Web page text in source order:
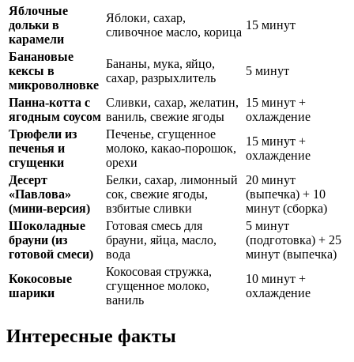
Яблочные
дольки в
карамели
Яблоки, сахар,
сливочное масло, корица
15 минут
Банановые
кексы в
микроволновке
Бананы, мука, яйцо,
сахар, разрыхлитель
5 минут
Панна-котта с
ягодным соусом
Сливки, сахар, желатин,
ваниль, свежие ягоды
15 минут +
охлаждение
Трюфели из
печенья и
сгущенки
Печенье, сгущенное
молоко, какао-порошок,
орехи
15 минут +
охлаждение
Десерт
«Павлова»
(мини-версия)
Белки, сахар, лимонный
сок, свежие ягоды,
взбитые сливки
20 минут
(выпечка) + 10
минут (сборка)
Шоколадные
брауни (из
готовой смеси)
Готовая смесь для
брауни, яйца, масло,
вода
5 минут
(подготовка) + 25
минут (выпечка)
Кокосовые
шарики
Кокосовая стружка,
сгущенное молоко,
ваниль
10 минут +
охлаждение
Интересные факты